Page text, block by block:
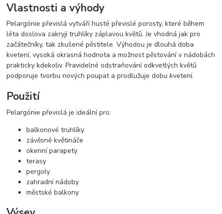
Vlastnosti a výhody
Pelargónie převislá vytváří husté převislé porosty, které během
léta doslova zakryjí truhlíky záplavou květů. Je vhodná jak pro
začátečníky, tak zkušené pěstitele. Výhodou je dlouhá doba
kvetení, vysoká okrasná hodnota a možnost pěstování v nádobách
prakticky kdekoliv. Pravidelné odstraňování odkvetlých květů
podporuje tvorbu nových poupat a prodlužuje dobu kvetení.
Použití
Pelargónie převislá je ideální pro:
balkonové truhlíky
závěsné květináče
okenní parapety
terasy
pergoly
zahradní nádoby
městské balkony